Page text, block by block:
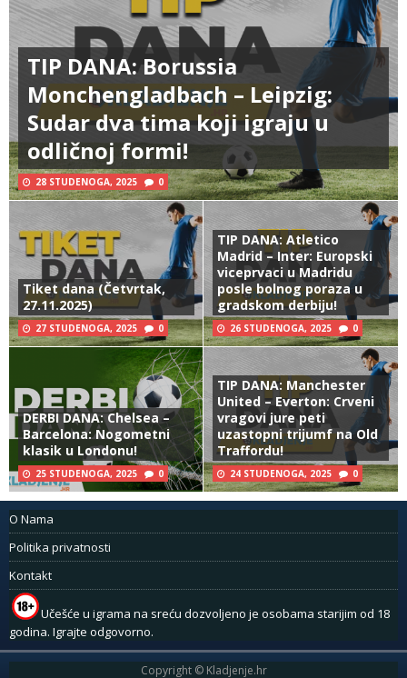
TIP DANA: Borussia
Monchengladbach – Leipzig:
Sudar dva tima koji igraju u
odličnoj formi!
28 STUDENOGA, 2025 0
Tiket dana (Četvrtak,
27.11.2025)
27 STUDENOGA, 2025 0
TIP DANA: Atletico
Madrid – Inter: Europski
viceprvaci u Madridu
posle bolnog poraza u
gradskom derbiju!
26 STUDENOGA, 2025 0
DERBI DANA: Chelsea –
Barcelona: Nogometni
klasik u Londonu!
25 STUDENOGA, 2025 0
TIP DANA: Manchester
United – Everton: Crveni
vragovi jure peti
uzastopni trijumf na Old
Traffordu!
24 STUDENOGA, 2025 0
O Nama
Politika privatnosti
Kontakt
Učešće u igrama na sreću dozvoljeno je osobama starijim od 18
godina. Igrajte odgovorno.
Copyright © Kladjenje.hr